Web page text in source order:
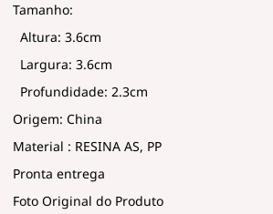
Tamanho:
Altura: 3.6cm
Largura: 3.6cm
Profundidade: 2.3cm
Origem: China
Material : RESINA AS, PP
Pronta entrega
Foto Original do Produto